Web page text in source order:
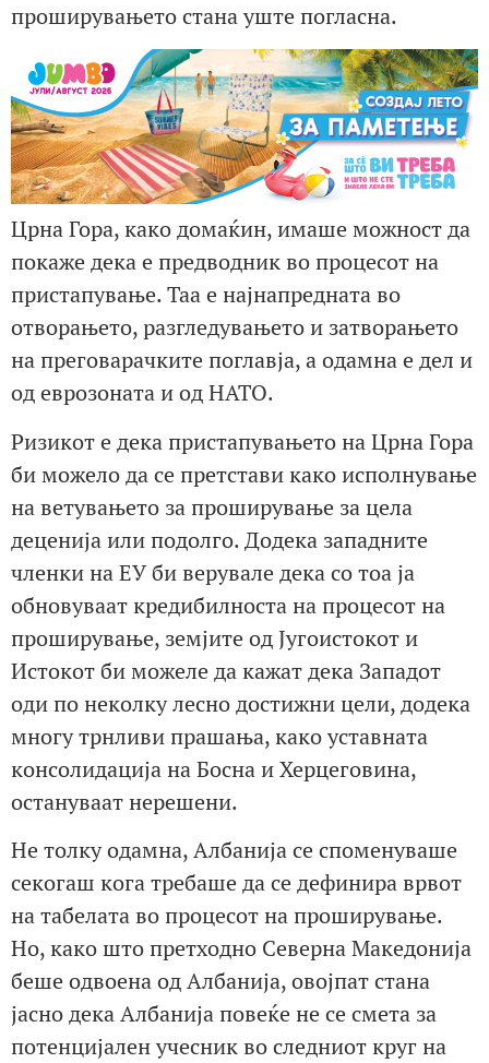
проширувањето стана уште погласна.
Црна Гора, како домаќин, имаше можност да
покаже дека е предводник во процесот на
пристапување. Таа е најнапредната во
отворањето, разгледувањето и затворањето
на преговарачките поглавја, а одамна е дел и
од еврозоната и од НАТО.
Ризикот е дека пристапувањето на Црна Гора
би можело да се претстави како исполнување
на ветувањето за проширување за цела
деценија или подолго. Додека западните
членки на ЕУ би верувале дека со тоа ја
обновуваат кредибилноста на процесот на
проширување, земјите од Југоистокот и
Истокот би можеле да кажат дека Западот
оди по неколку лесно достижни цели, додека
многу трнливи прашања, како уставната
консолидација на Босна и Херцеговина,
остануваат нерешени.
Не толку одамна, Албанија се споменуваше
секогаш кога требаше да се дефинира врвот
на табелата во процесот на проширување.
Но, како што претходно Северна Македонија
беше одвоена од Албанија, овојпат стана
јасно дека Албанија повеќе не се смета за
потенцијален учесник во следниот круг на